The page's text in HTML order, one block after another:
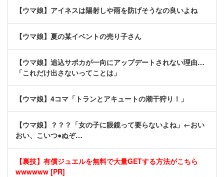
【ウマ娘】アイネスは陽射しや雨を防げそうなの良いよね
【ウマ娘】夏の某イベントの売り子さん
【ウマ娘】追込サポカが一向にアップデートされない理由…
「これだけ出さないってことは」
【ウマ娘】4コマ「トランとアキュートの潮干狩り！」
【ウマ娘】？？？「女の子に眼鏡って要らないよね」←おい
おい、こいつ●ぬぞ…
【裏技】有償ジュエルを無料で大量GETする方法がこちら
wwwwww [PR]